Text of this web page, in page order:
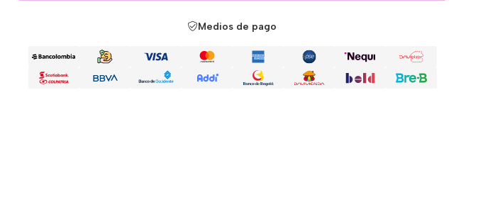
Medios de pago